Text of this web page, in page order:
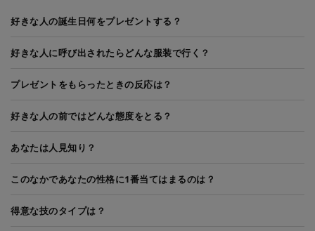
好きな人の誕生日何をプレゼントする？
好きな人に呼び出されたらどんな服装で行く？
プレゼントをもらったときの反応は？
好きな人の前ではどんな態度をとる？
あなたは人見知り？
このなかであなたの性格に1番当てはまるのは？
得意な技のタイプは？